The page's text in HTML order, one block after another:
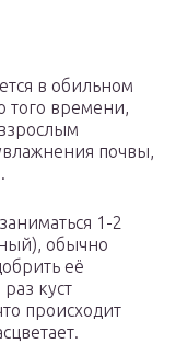
в обильном
того времени,
почвы,
1-2
обычно
её
куст
происходит